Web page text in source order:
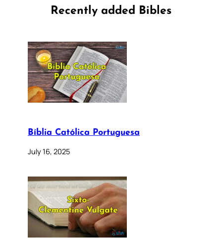
Recently added Bibles
Bíblia Católica Portuguesa
July 16, 2025